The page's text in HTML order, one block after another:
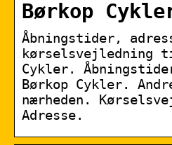
Børkop
Åbningstider,
kørselsvejledning
Cykler.
Børkop Cykler.
nærheden.
Adresse.